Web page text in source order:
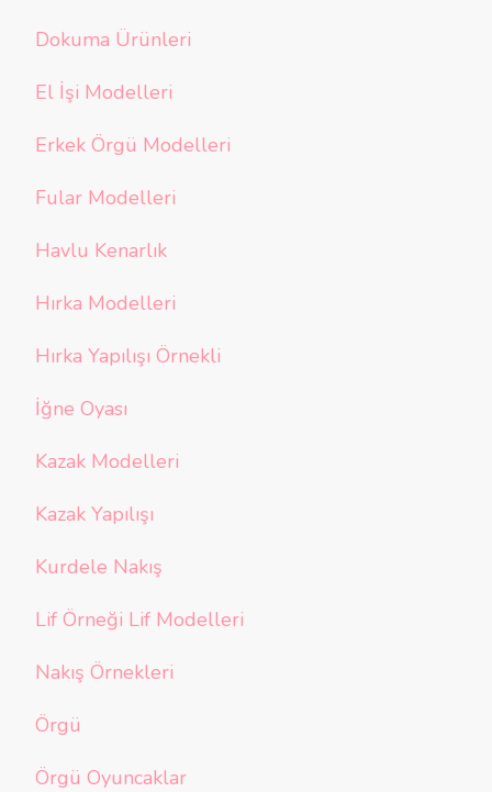
Dokuma Ürünleri
El İşi Modelleri
Erkek Örgü Modelleri
Fular Modelleri
Havlu Kenarlık
Hırka Modelleri
Hırka Yapılışı Örnekli
İğne Oyası
Kazak Modelleri
Kazak Yapılışı
Kurdele Nakış
Lif Örneği Lif Modelleri
Nakış Örnekleri
Örgü
Örgü Oyuncaklar